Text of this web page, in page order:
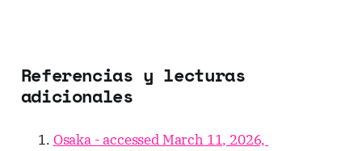
Referencias y lecturas
adicionales
Osaka - accessed March 11, 2026,